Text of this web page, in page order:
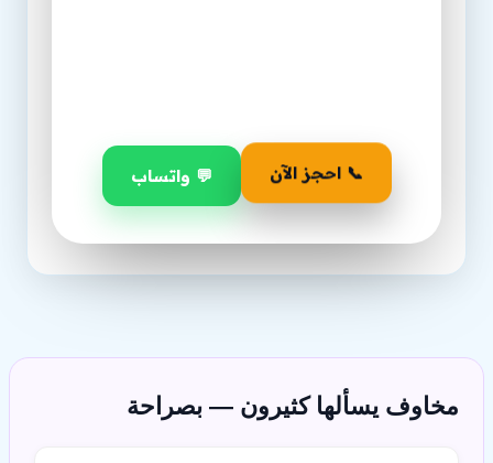
📞 احجز الآن 💬 واتساب
مخاوف يسألها كثيرون — بصراحة